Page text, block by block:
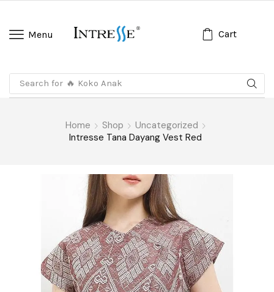
Menu Cart
Search for 🔥 Koko Anak
Home Shop
Uncategorized
Intresse Tana Dayang Vest Red